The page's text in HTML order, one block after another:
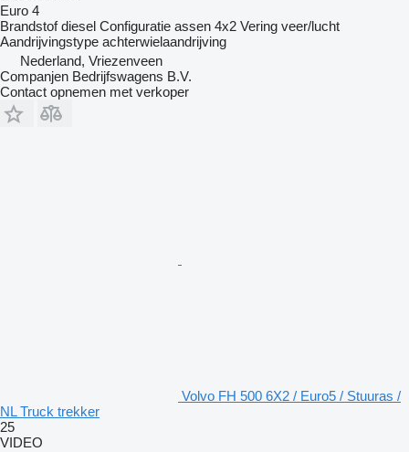
Euro 4
Brandstof diesel Configuratie assen 4x2 Vering veer/lucht
Aandrijvingstype achterwielaandrijving
Nederland, Vriezenveen
Companjen Bedrijfswagens B.V.
Contact opnemen met verkoper
Volvo FH 500 6X2 / Euro5 / Stuuras /
NL Truck trekker
25
VIDEO